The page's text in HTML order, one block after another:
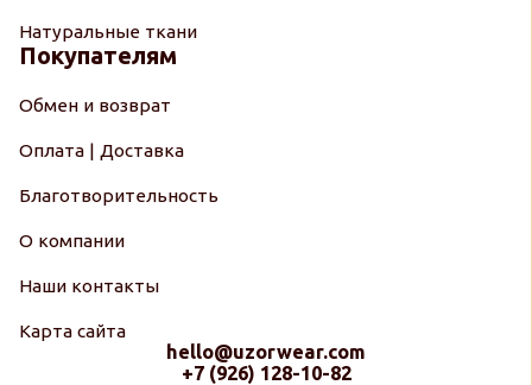
Натуральные ткани
Покупателям
Обмен и возврат
Оплата | Доставка
Благотворительность
О компании
Наши контакты
Карта сайта
hello@uzorwear.com
+7 (926) 128-10-82